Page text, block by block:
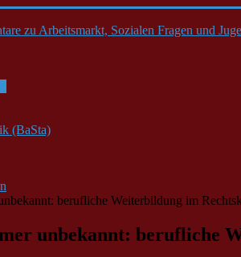
zu Arbeitsmarkt, Sozialen Fragen und
(BaSta)
berufliche Weiterbildung im
unbekannt: berufliche